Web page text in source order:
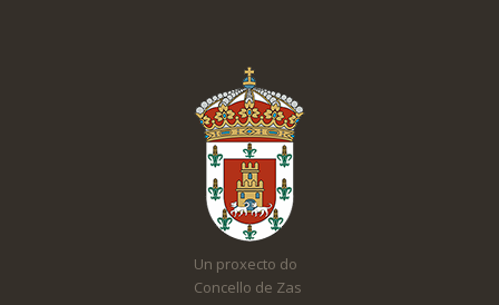
Un proxecto do
Concello de Zas